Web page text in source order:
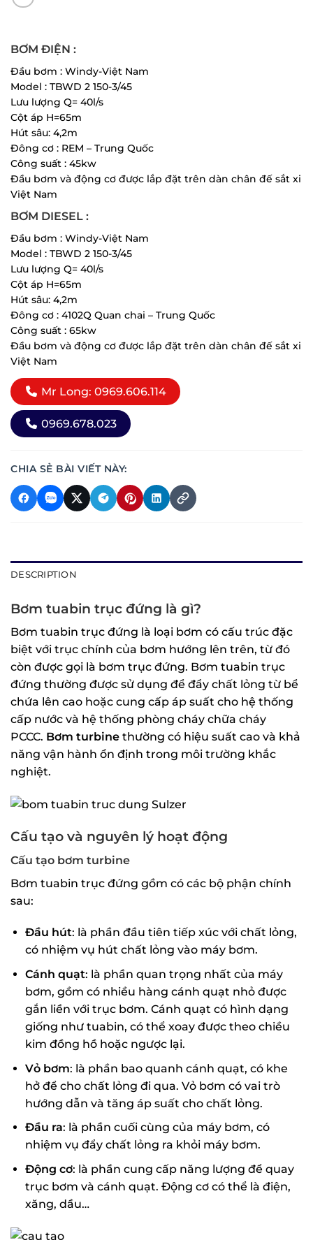
BƠM ĐIỆN :
Đầu bơm : Windy-Việt Nam
Model : TBWD 2 150-3/45
Lưu lượng Q= 40l/s
Cột áp H=65m
Hút sâu: 4,2m
Đông cơ : REM – Trung Quốc
Công suất : 45kw
Đầu bơm và động cơ được lắp đặt trên dàn chân đế sắt xi
Việt Nam
BƠM DIESEL :
Đầu bơm : Windy-Việt Nam
Model : TBWD 2 150-3/45
Lưu lượng Q= 40l/s
Cột áp H=65m
Hút sâu: 4,2m
Đông cơ : 4102Q Quan chai – Trung Quốc
Công suất : 65kw
Đầu bơm và động cơ được lắp đặt trên dàn chân đế sắt xi
Việt Nam
Mr Long: 0969.606.114
0969.678.023
CHIA SẺ BÀI VIẾT NÀY:
DESCRIPTION
Bơm tuabin trục đứng là gì?
Bơm tuabin trục đứng là loại bơm có cấu trúc đặc
biệt với trục chính của bơm hướng lên trên, từ đó
còn được gọi là bơm trục đứng. Bơm tuabin trục
đứng thường được sử dụng để đẩy chất lỏng từ bể
chứa lên cao hoặc cung cấp áp suất cho hệ thống
cấp nước và hệ thống phòng cháy chữa cháy
PCCC. Bơm turbine thường có hiệu suất cao và khả
năng vận hành ổn định trong môi trường khắc
nghiệt.
Cấu tạo và nguyên lý hoạt động
Cấu tạo bơm turbine
Bơm tuabin trục đứng gồm có các bộ phận chính
sau:
Đầu hút: là phần đầu tiên tiếp xúc với chất lỏng,
có nhiệm vụ hút chất lỏng vào máy bơm.
Cánh quạt: là phần quan trọng nhất của máy
bơm, gồm có nhiều hàng cánh quạt nhỏ được
gắn liền với trục bơm. Cánh quạt có hình dạng
giống như tuabin, có thể xoay được theo chiều
kim đồng hồ hoặc ngược lại.
Vỏ bơm: là phần bao quanh cánh quạt, có khe
hở để cho chất lỏng đi qua. Vỏ bơm có vai trò
hướng dẫn và tăng áp suất cho chất lỏng.
Đầu ra: là phần cuối cùng của máy bơm, có
nhiệm vụ đẩy chất lỏng ra khỏi máy bơm.
Động cơ: là phần cung cấp năng lượng để quay
trục bơm và cánh quạt. Động cơ có thể là điện,
xăng, dầu…